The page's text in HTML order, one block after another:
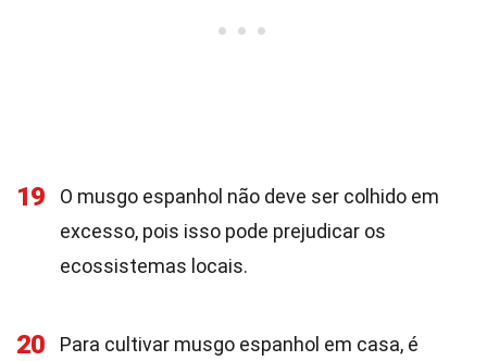
19
O musgo espanhol não deve ser colhido em
excesso, pois isso pode prejudicar os
ecossistemas locais.
20
Para cultivar musgo espanhol em casa, é